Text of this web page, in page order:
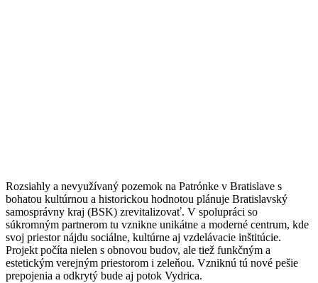
Rozsiahly a nevyužívaný pozemok na Patrónke v Bratislave s
bohatou kultúrnou a historickou hodnotou plánuje Bratislavský
samosprávny kraj (BSK) zrevitalizovať. V spolupráci so
súkromným partnerom tu vznikne unikátne a moderné centrum, kde
svoj priestor nájdu sociálne, kultúrne aj vzdelávacie inštitúcie.
Projekt počíta nielen s obnovou budov, ale tiež funkčným a
estetickým verejným priestorom i zeleňou. Vzniknú tú nové pešie
prepojenia a odkrytý bude aj potok Vydrica.